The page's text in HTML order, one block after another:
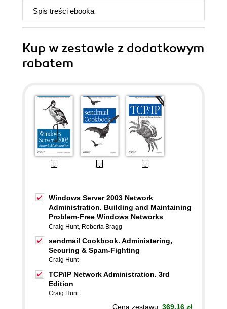
Spis treści ebooka
Kup w zestawie z dodatkowym
rabatem
Windows Server 2003 Network
Administration. Building and Maintaining
Problem-Free Windows Networks
Craig Hunt, Roberta Bragg
sendmail Cookbook. Administering,
Securing & Spam-Fighting
Craig Hunt
TCP/IP Network Administration. 3rd
Edition
Craig Hunt
Cena zestawu: 369.16 zł